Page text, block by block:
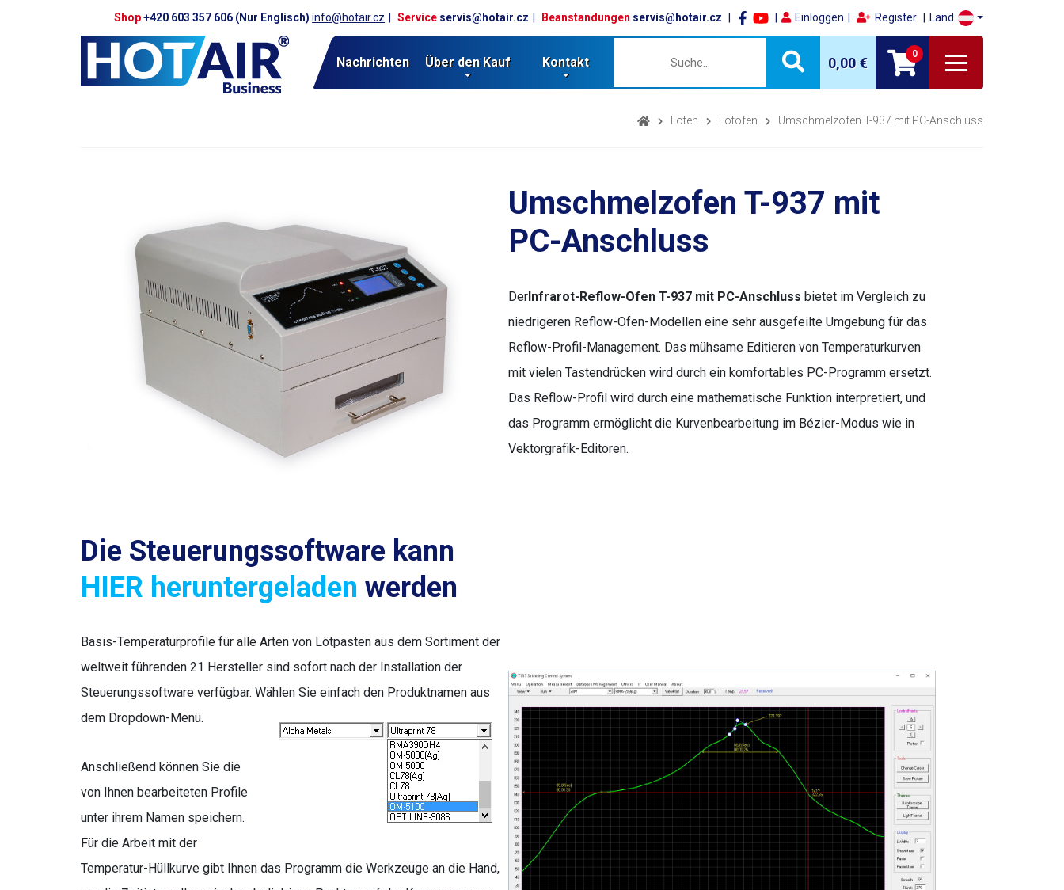
Shop+420 603 357 606 (Nur Englisch)info@hotair.cz Service servis@hotair.cz Beanstandungen servis@hotair.cz Einloggen Register Land
Nachrichten Über den Kauf Kontakt 0,00 €
0
Löten Lötöfen Umschmelzofen T-937 mit PC-Anschluss
Umschmelzofen T-937 mit
PC-Anschluss
DerInfrarot-Reflow-Ofen T-937 mit PC-Anschluss bietet im Vergleich zu
niedrigeren Reflow-Ofen-Modellen eine sehr ausgefeilte Umgebung für das
Reflow-Profil-Management. Das mühsame Editieren von Temperaturkurven
mit vielen Tastendrücken wird durch ein komfortables PC-Programm ersetzt.
Das Reflow-Profil wird durch eine mathematische Funktion interpretiert, und
das Programm ermöglicht die Kurvenbearbeitung im Bézier-Modus wie in
Vektorgrafik-Editoren.
Die Steuerungssoftware kann
HIER heruntergeladen werden
Basis-Temperaturprofile für alle Arten von Lötpasten aus dem Sortiment der
weltweit führenden 21 Hersteller sind sofort nach der Installation der
Steuerungssoftware verfügbar. Wählen Sie einfach den Produktnamen aus
dem Dropdown-Menü.
Anschließend können Sie die
von Ihnen bearbeiteten Profile
unter ihrem Namen speichern.
Für die Arbeit mit der
Temperatur-Hüllkurve gibt Ihnen das Programm die Werkzeuge an die Hand,